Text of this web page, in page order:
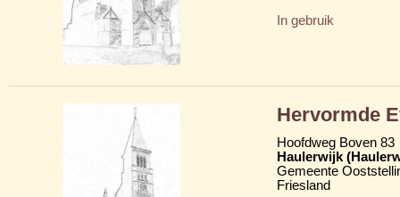
In gebruik
Hervormde
Hoofdweg Boven 83
Haulerwijk
Gemeente
Friesland